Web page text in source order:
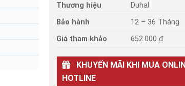
Thương hiệu
Duhal
Bảo hành
12 – 36 Tháng
Giá tham khảo
652.000 ₫
KHUYẾN MÃI KHI MUA
HOTLINE